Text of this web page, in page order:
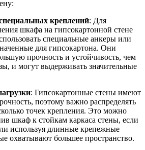
креплений: Для
шкафа на гипсокартонной стене
специальные анкеры или
для гипсокартона. Они
прочность и устойчивость, чем
и могут выдерживать значительные
: Гипсокартонные стены имеют
поэтому важно распределять
точек крепления. Это можно
шкаф к стойкам каркаса стены, если
используя длинные крепежные
охватывают большее пространство.